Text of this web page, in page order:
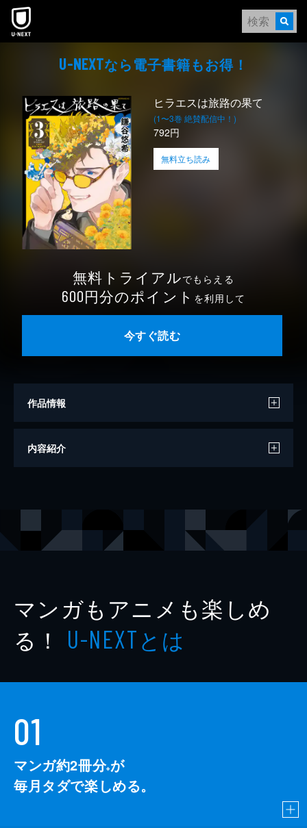
本文へスキップ
U-NEXTなら電⼦書籍もお得！
ヒラエスは旅路の果て
(1〜3巻 絶賛配信中！)
792円
無料立ち読み
無料トライアルでもらえる
600円分のポイント を利用して
今すぐ読む
作品情報
著者
内容紹介
マンガもアニメも楽しめ
る！ U-NEXTとは
01
マンガ約2冊分※が
毎月タダで楽しめる。